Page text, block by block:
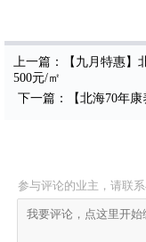
上一篇：【九月特惠
500元/㎡
下一篇：【北海70年
参与评论的业主，请联